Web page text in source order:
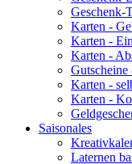
Geschenk-
Karten -
Karten -
Karten -
Karten -
Karten -
Saisonales
Laternen